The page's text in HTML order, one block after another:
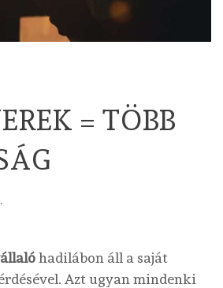
= TÖBB
hadilábon áll a saját
Azt ugyan mindenki